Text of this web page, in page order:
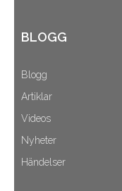
BLOGG
Blogg
Artiklar
Videos
Nyheter
Händelser